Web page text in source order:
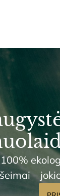
100%
šeimai –